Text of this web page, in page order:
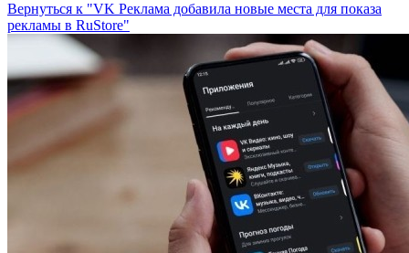
Вернуться к "VK Реклама добавила новые места для показа
рекламы в RuStore"